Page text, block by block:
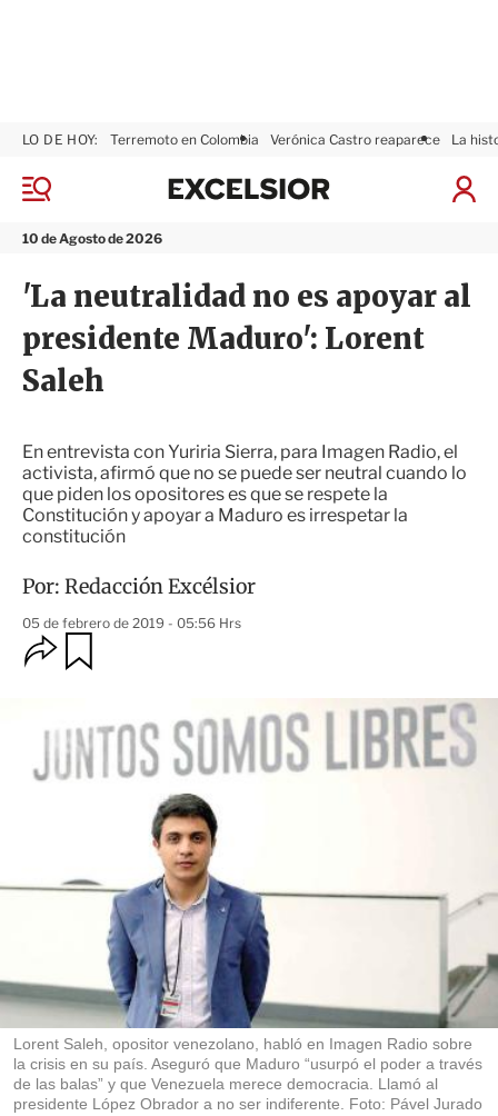
M
n
10 de Agosto de 2026
LO DE HOY: Terremoto en Colombia Verónica Castro reaparece La
I
i
a
x
o
r
'La neutralidad no es apoyar al
presidente Maduro': Lorent
Saleh
En entrevista con Yuriria Sierra, para Imagen Radio, el
activista, afirmó que no se puede ser neutral cuando lo
que piden los opositores es que se respete la
Constitución y apoyar a Maduro es irrespetar la
constitución
Por: Redacción Excélsior
05 de febrero de 2019 - 05:56 Hrs
O
p
o
n
e
m
t
i
Lorent Saleh, opositor venezolano, habló en Imagen Radio sobre
la crisis en su país. Aseguró que Maduro “usurpó el poder a través
de las balas” y que Venezuela merece democracia. Llamó al
presidente López Obrador a no ser indiferente. Foto: Pável Jurado